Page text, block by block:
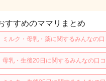
すすめのママリまとめ
ミルク・母乳・薬に関するみんなの
母乳・生後20日に関するみんなの口